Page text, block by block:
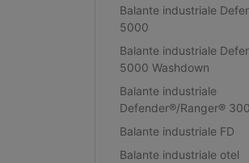
Balante industriale
5000
Balante industriale
5000 Washdown
Balante industriale
Defender®/Ranger®
Balante industriale FD
Balante industriale otel